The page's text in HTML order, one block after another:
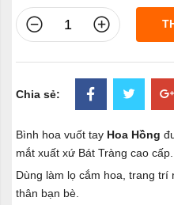
Chia sẻ:
Bình hoa vuốt tay Hoa Hồng
mắt xuất xứ Bát Tràng cao cấp.
Dùng làm lọ cắm hoa, trang
thân bạn bè.